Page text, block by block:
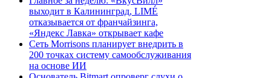
выходит в Калининград, LIMÉ
отказывается от франчайзинга,
«Яндекс Лавка» открывает кафе
Сеть Morrisons планирует внедрить в
200 точках систему самообслуживания
на основе ИИ